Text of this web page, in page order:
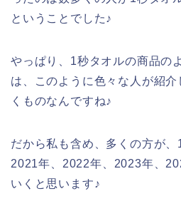
ということでした♪
やっぱり、1秒タオルの商品の
は、このように色々な人が紹
くものなんですね♪
だから私も含め、多くの方が
2021年、2022年、2023年、
いくと思います♪